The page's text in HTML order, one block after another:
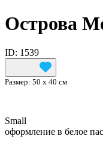
Острова
ID: 1539
Размер: 50 х 40 см
Small
оформление в белое